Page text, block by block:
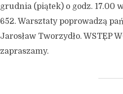
grudnia (piątek) o godz. 17.00
652. Warsztaty poprowadzą
Jarosław Tworzydło. WSTĘP
zapraszamy.